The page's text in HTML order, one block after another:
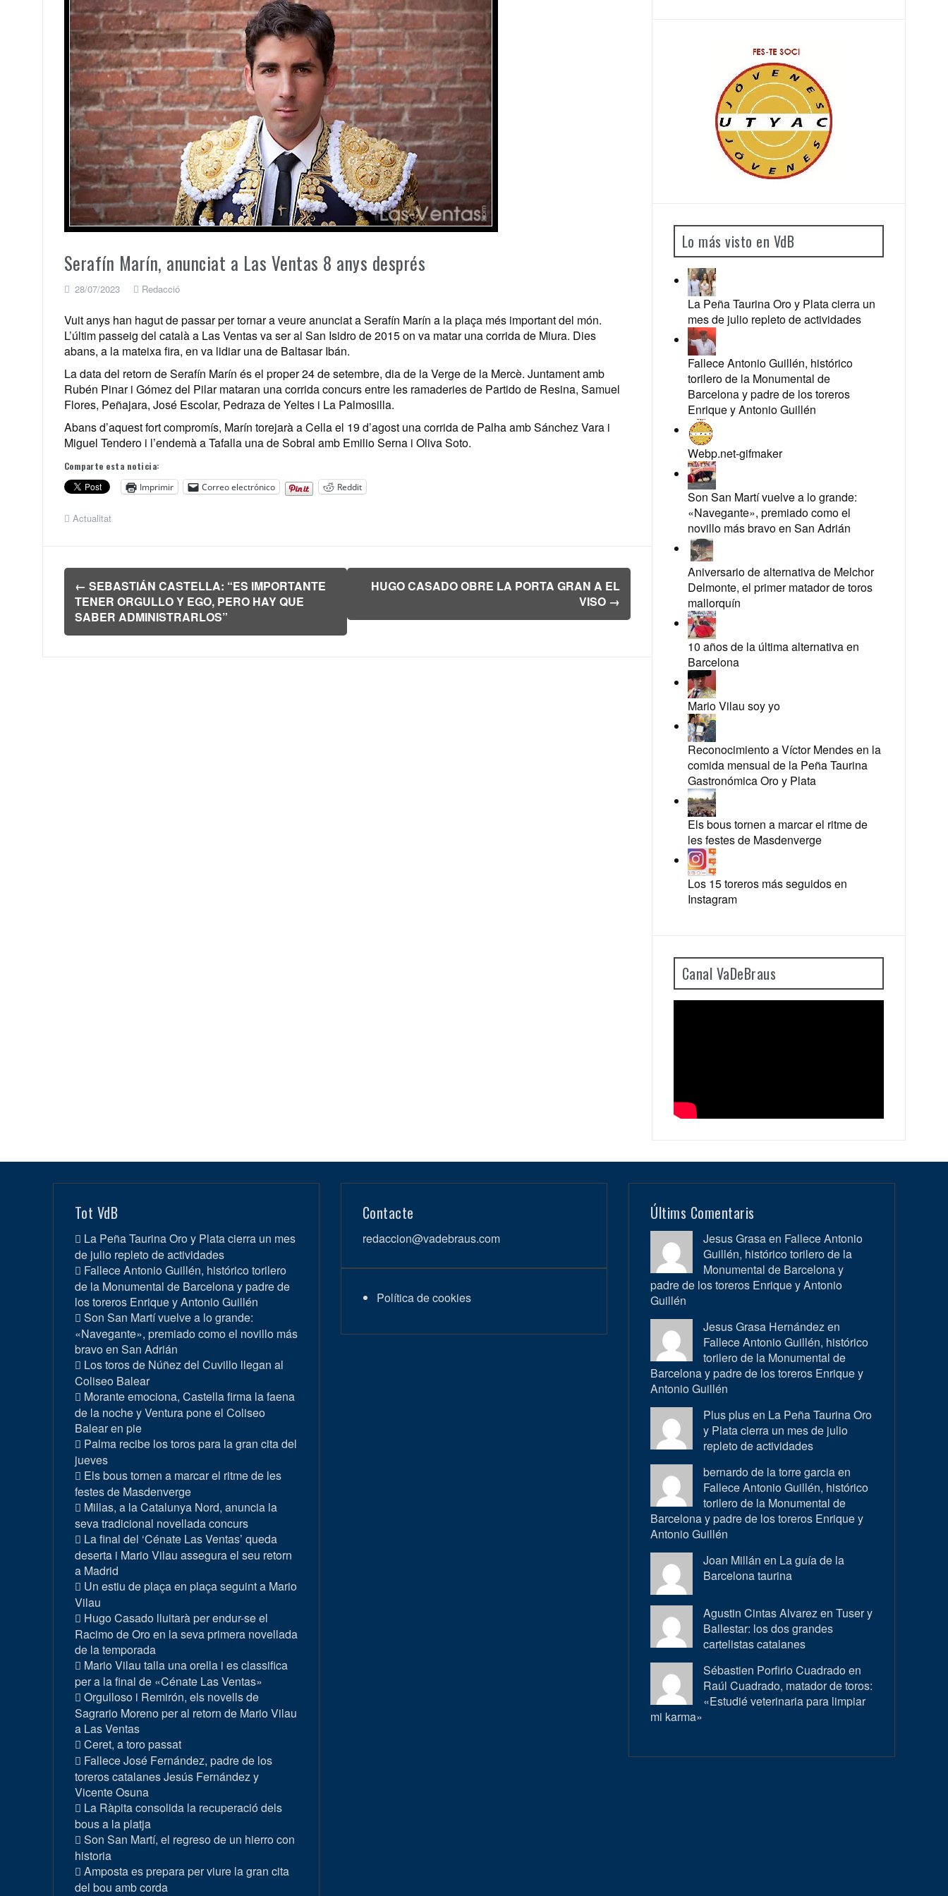
Serafín Marín, anunciat a Las Ventas 8 anys després
28/07/2023 Redacció
Vuit anys han hagut de passar per tornar a veure anunciat a Serafín Marín a la plaça més important del món.
L’últim passeig del català a Las Ventas va ser al San Isidro de 2015 on va matar una corrida de Miura. Dies
abans, a la mateixa fira, en va lidiar una de Baltasar Ibán.
La data del retorn de Serafín Marín és el proper 24 de setembre, dia de la Verge de la Mercè. Juntament amb
Rubén Pinar i Gómez del Pilar mataran una corrida concurs entre les ramaderies de Partido de Resina, Samuel
Flores, Peñajara, José Escolar, Pedraza de Yeltes i La Palmosilla.
Abans d’aquest fort compromís, Marín torejarà a Cella el 19 d’agost una corrida de Palha amb Sánchez Vara i
Miguel Tendero i l’endemà a Tafalla una de Sobral amb Emilio Serna i Oliva Soto.
Comparte esta noticia:
Imprimir
Correo electrónico Reddit
Actualitat
Navegación
de
entradas
← SEBASTIÁN CASTELLA: “ES IMPORTANTE
TENER ORGULLO Y EGO, PERO HAY QUE
SABER ADMINISTRARLOS”
HUGO CASADO OBRE LA PORTA GRAN A EL
VISO →
Lo más visto en VdB
La Peña Taurina Oro y Plata cierra un
mes de julio repleto de actividades
Fallece Antonio Guillén, histórico
torilero de la Monumental de
Barcelona y padre de los toreros
Enrique y Antonio Guillén
Webp.net-gifmaker
Son San Martí vuelve a lo grande:
«Navegante», premiado como el
novillo más bravo en San Adrián
Aniversario de alternativa de Melchor
Delmonte, el primer matador de toros
mallorquín
10 años de la última alternativa en
Barcelona
Mario Vilau soy yo
Reconocimiento a Víctor Mendes en la
comida mensual de la Peña Taurina
Gastronómica Oro y Plata
Els bous tornen a marcar el ritme de
les festes de Masdenverge
Los 15 toreros más seguidos en
Instagram
Canal VaDeBraus
Tot VdB
La Peña Taurina Oro y Plata cierra un mes
de julio repleto de actividades
Fallece Antonio Guillén, histórico torilero
de la Monumental de Barcelona y padre de
los toreros Enrique y Antonio Guillén
Son San Martí vuelve a lo grande:
«Navegante», premiado como el novillo más
bravo en San Adrián
Los toros de Núñez del Cuvillo llegan al
Coliseo Balear
Morante emociona, Castella firma la faena
de la noche y Ventura pone el Coliseo
Balear en pie
Palma recibe los toros para la gran cita del
jueves
Els bous tornen a marcar el ritme de les
festes de Masdenverge
Millas, a la Catalunya Nord, anuncia la
seva tradicional novellada concurs
La final del ‘Cénate Las Ventas’ queda
deserta i Mario Vilau assegura el seu retorn
a Madrid
Un estiu de plaça en plaça seguint a Mario
Vilau
Hugo Casado lluitarà per endur-se el
Racimo de Oro en la seva primera novellada
de la temporada
Mario Vilau talla una orella i es classifica
per a la final de «Cénate Las Ventas»
Orgulloso i Remirón, els novells de
Sagrario Moreno per al retorn de Mario Vilau
a Las Ventas
Ceret, a toro passat
Fallece José Fernández, padre de los
toreros catalanes Jesús Fernández y
Vicente Osuna
La Ràpita consolida la recuperació dels
bous a la platja
Son San Martí, el regreso de un hierro con
historia
Amposta es prepara per viure la gran cita
del bou amb corda
Contacte
redaccion@vadebraus.com
Política de cookies
Últims Comentaris
Jesus Grasa en Fallece Antonio
Guillén, histórico torilero de la
Monumental de Barcelona y
padre de los toreros Enrique y Antonio
Guillén
Jesus Grasa Hernández en
Fallece Antonio Guillén, histórico
torilero de la Monumental de
Barcelona y padre de los toreros Enrique y
Antonio Guillén
Plus plus en La Peña Taurina Oro
y Plata cierra un mes de julio
repleto de actividades
bernardo de la torre garcia en
Fallece Antonio Guillén, histórico
torilero de la Monumental de
Barcelona y padre de los toreros Enrique y
Antonio Guillén
Joan Millán en La guía de la
Barcelona taurina
Agustin Cintas Alvarez enTuser y
Ballestar: los dos grandes
cartelistas catalanes
Sébastien Porfirio Cuadrado en
Raúl Cuadrado, matador de toros:
«Estudié veterinaria para limpiar
mi karma»